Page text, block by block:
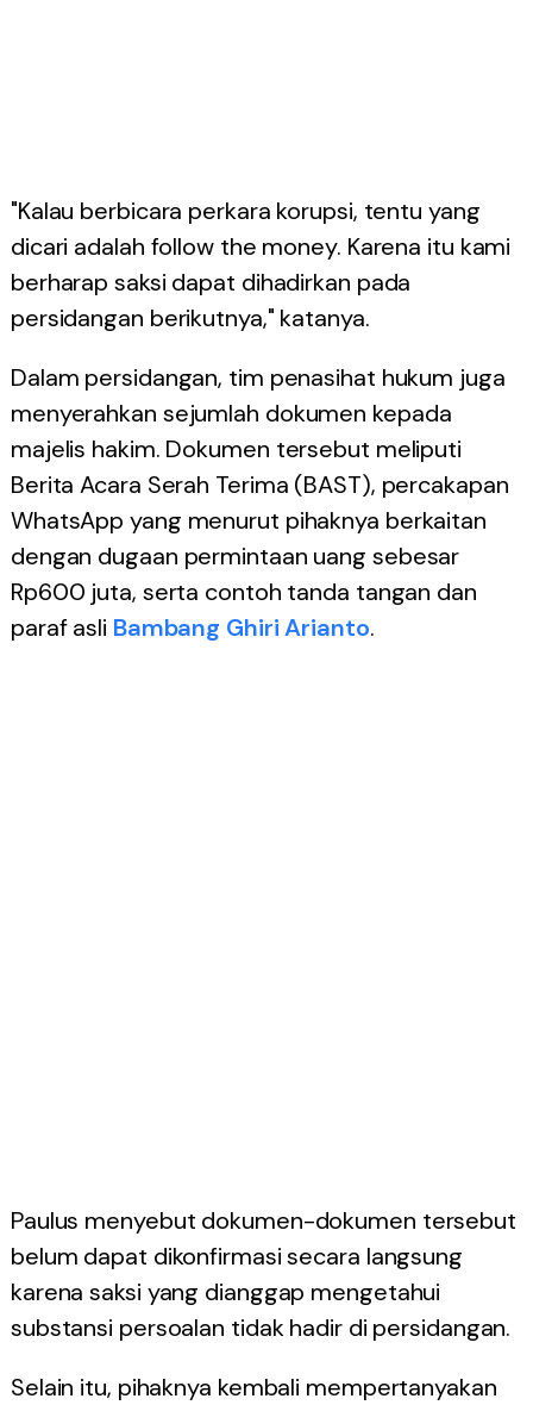
"Kalau berbicara perkara korupsi, tentu yang
dicari adalah follow the money. Karena itu kami
berharap saksi dapat dihadirkan pada
persidangan berikutnya," katanya.
Dalam persidangan, tim penasihat hukum juga
menyerahkan sejumlah dokumen kepada
majelis hakim. Dokumen tersebut meliputi
Berita Acara Serah Terima (BAST), percakapan
WhatsApp yang menurut pihaknya berkaitan
dengan dugaan permintaan uang sebesar
Rp600 juta, serta contoh tanda tangan dan
paraf asli Bambang Ghiri Arianto.
Paulus menyebut dokumen-dokumen tersebut
belum dapat dikonfirmasi secara langsung
karena saksi yang dianggap mengetahui
substansi persoalan tidak hadir di persidangan.
Selain itu, pihaknya kembali mempertanyakan